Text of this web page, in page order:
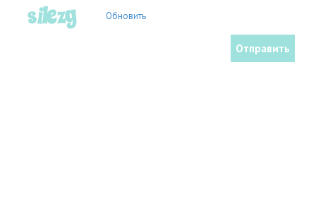
Обновить